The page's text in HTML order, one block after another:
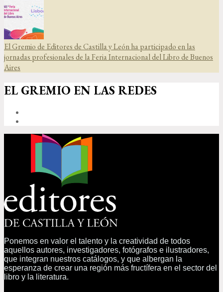
El Gremio de Editores de Castilla y León ha participado en las
jornadas profesionales de la Feria Internacional del Libro de Buenos
Aires
EL GREMIO EN LAS REDES
Ponemos en valor el talento y la creatividad de todos
aquellos autores, investigadores, fotógrafos e ilustradores,
que integran nuestros catálogos, y que albergan la
esperanza de crear una región más fructífera en el sector del
libro y la literatura.